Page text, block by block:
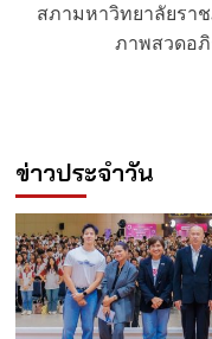
สภามหาวิทยาลัยรา
ภาพสวดอภิ
ข่าวประจำวัน